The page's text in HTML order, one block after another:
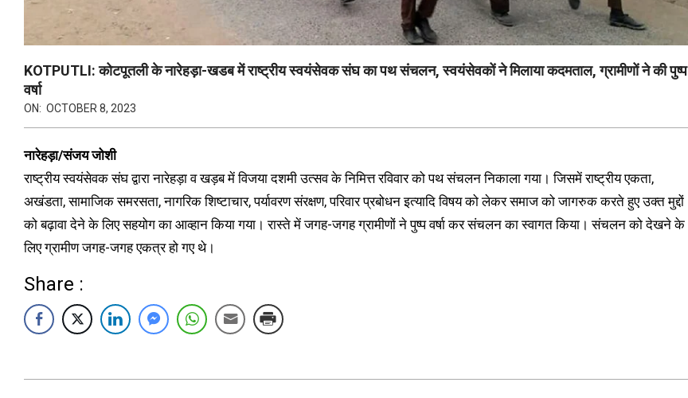
KOTPUTLI: कोटपूतली के नारेहड़ा-खडब में राष्ट्रीय स्वयंसेवक संघ का पथ संचलन, स्वयंसेवकों ने मिलाया कदमताल, ग्रामीणों ने की पुष्प
वर्षा
ON: OCTOBER 8, 2023
नारेहड़ा/संजय जोशी
राष्ट्रीय स्वयंसेवक संघ द्वारा नारेहड़ा व खड़ब में विजया दशमी उत्सव के निमित्त रविवार को पथ संचलन निकाला गया। जिसमें राष्ट्रीय एकता,
अखंडता, सामाजिक समरसता, नागरिक शिष्टाचार, पर्यावरण संरक्षण, परिवार प्रबोधन इत्यादि विषय को लेकर समाज को जागरुक करते हुए उक्त मुद्दों
को बढ़ावा देने के लिए सहयोग का आव्हान किया गया। रास्ते में जगह-जगह ग्रामीणों ने पुष्प वर्षा कर संचलन का स्वागत किया। संचलन को देखने के
लिए ग्रामीण जगह-जगह एकत्र हो गए थे।
Share :